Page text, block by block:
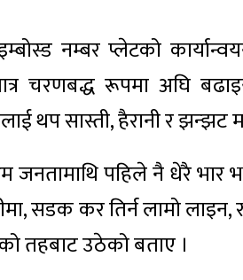
नम्बर प्लेटको
चरणबद्ध रूपमा अघि
थप सास्ती, हैरानी र झन्झट
जनतामाथि पहिले नै धेरै
सडक कर तिर्न लामो लाइन,
तहबाट उठेको बताए ।